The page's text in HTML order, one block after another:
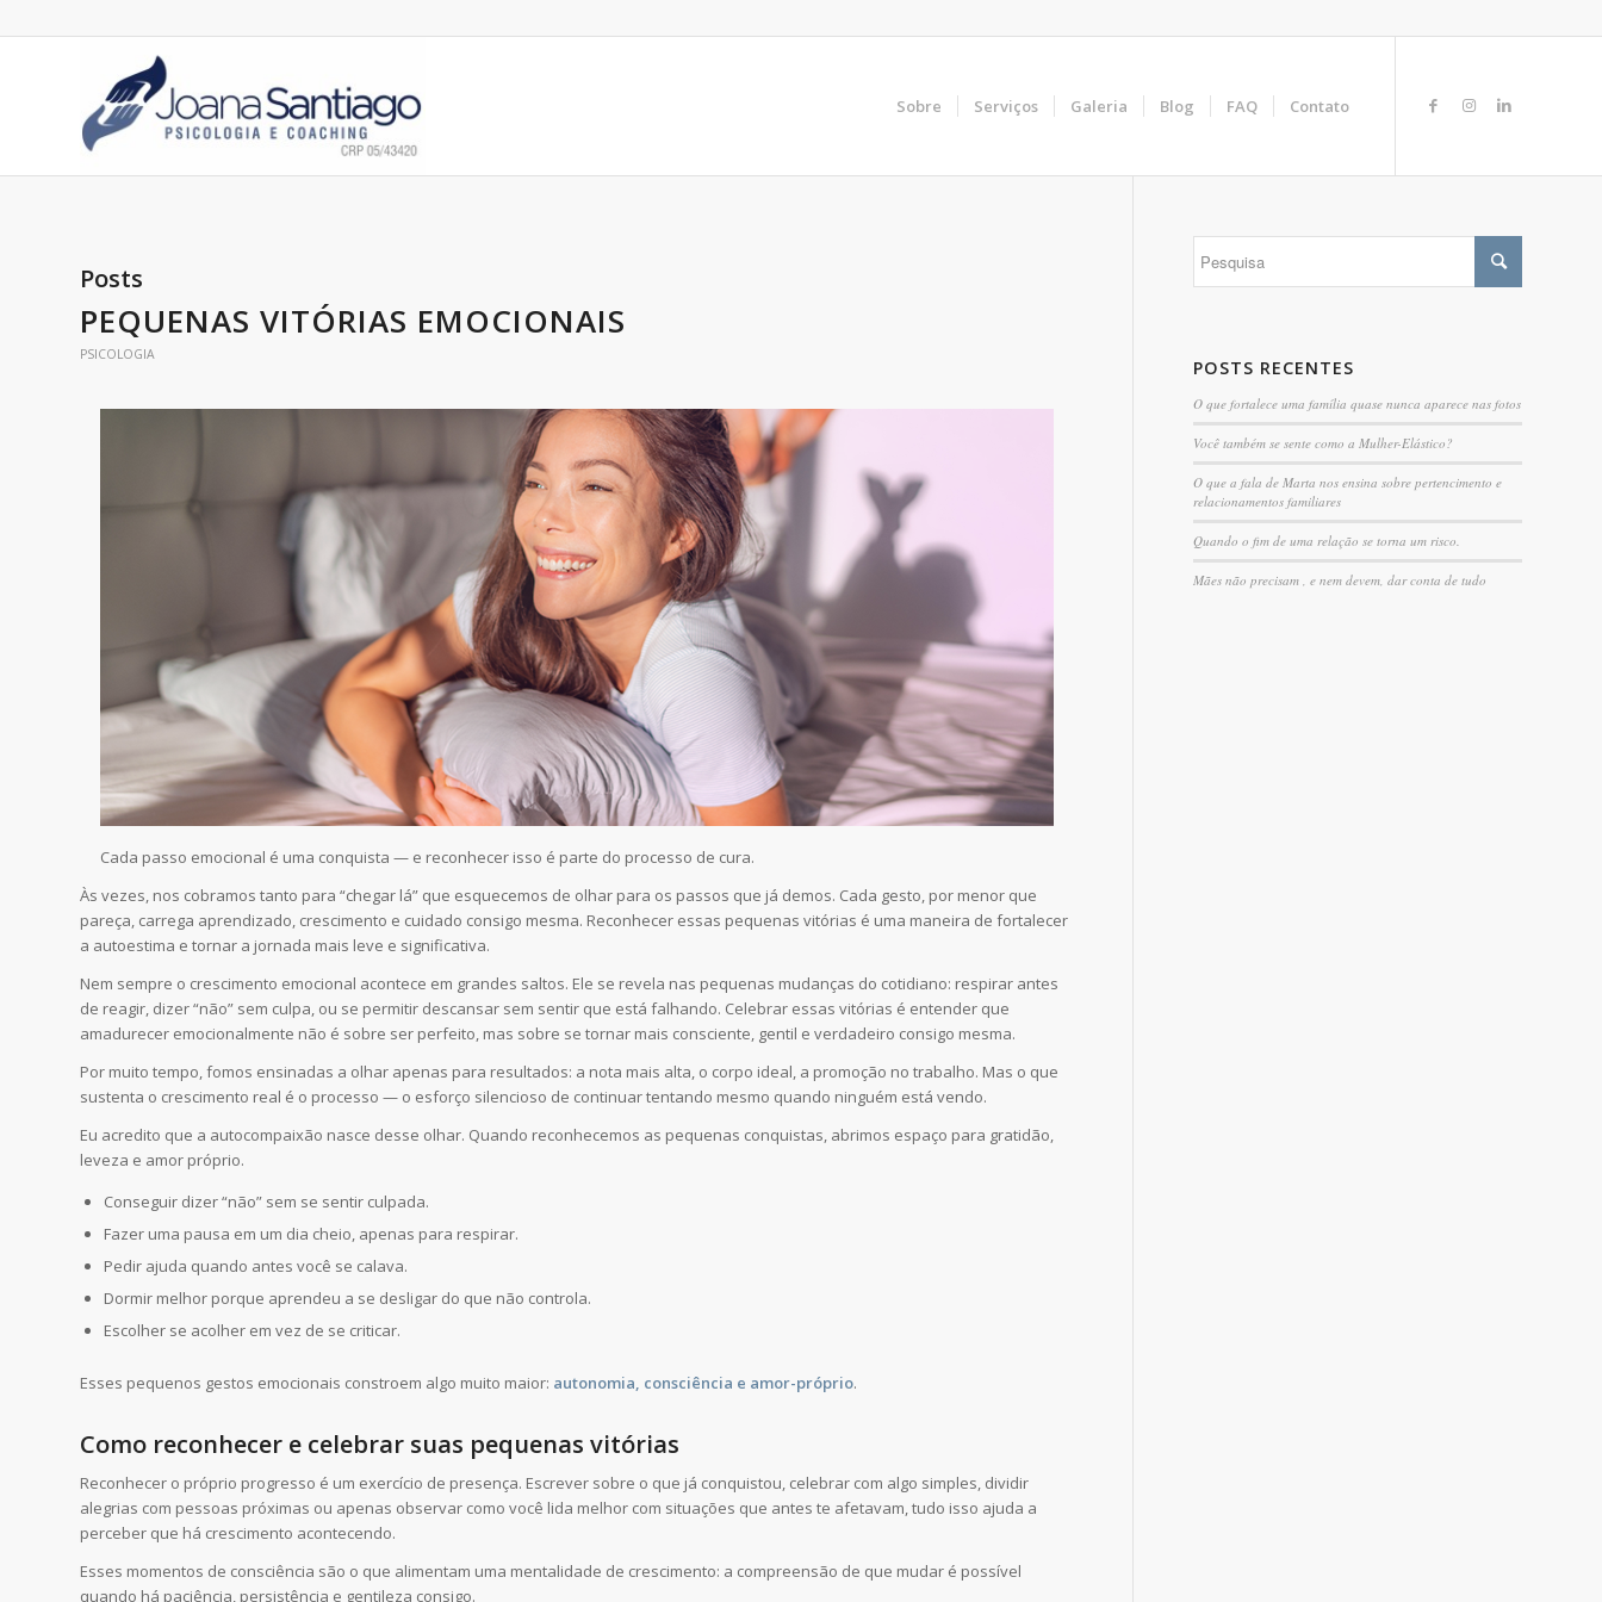
Sobre Serviços Galeria Blog FAQ Contato
Posts
PEQUENAS VITÓRIAS EMOCIONAIS
PSICOLOGIA
Cada passo emocional é uma conquista — e reconhecer isso é parte do processo de cura.
Às vezes, nos cobramos tanto para “chegar lá” que esquecemos de olhar para os passos que já demos. Cada gesto, por menor que
pareça, carrega aprendizado, crescimento e cuidado consigo mesma. Reconhecer essas pequenas vitórias é uma maneira de fortalecer
a autoestima e tornar a jornada mais leve e significativa.
Nem sempre o crescimento emocional acontece em grandes saltos. Ele se revela nas pequenas mudanças do cotidiano: respirar antes
de reagir, dizer “não” sem culpa, ou se permitir descansar sem sentir que está falhando. Celebrar essas vitórias é entender que
amadurecer emocionalmente não é sobre ser perfeito, mas sobre se tornar mais consciente, gentil e verdadeiro consigo mesma.
Por muito tempo, fomos ensinadas a olhar apenas para resultados: a nota mais alta, o corpo ideal, a promoção no trabalho. Mas o que
sustenta o crescimento real é o processo — o esforço silencioso de continuar tentando mesmo quando ninguém está vendo.
Eu acredito que a autocompaixão nasce desse olhar. Quando reconhecemos as pequenas conquistas, abrimos espaço para gratidão,
leveza e amor próprio.
Conseguir dizer “não” sem se sentir culpada.
Fazer uma pausa em um dia cheio, apenas para respirar.
Pedir ajuda quando antes você se calava.
Dormir melhor porque aprendeu a se desligar do que não controla.
Escolher se acolher em vez de se criticar.
Esses pequenos gestos emocionais constroem algo muito maior: autonomia, consciência e amor-próprio.
Como reconhecer e celebrar suas pequenas vitórias
Reconhecer o próprio progresso é um exercício de presença. Escrever sobre o que já conquistou, celebrar com algo simples, dividir
alegrias com pessoas próximas ou apenas observar como você lida melhor com situações que antes te afetavam, tudo isso ajuda a
perceber que há crescimento acontecendo.
Esses momentos de consciência são o que alimentam uma mentalidade de crescimento: a compreensão de que mudar é possível
quando há paciência, persistência e gentileza consigo.
POSTS RECENTES
O que fortalece uma família quase nunca aparece nas fotos
Você também se sente como a Mulher-Elástico?
O que a fala de Marta nos ensina sobre pertencimento e
relacionamentos familiares
Quando o fim de uma relação se torna um risco.
Mães não precisam , e nem devem, dar conta de tudo